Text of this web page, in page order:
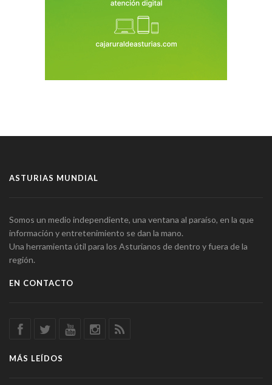
ASTURIAS MUNDIAL
Somos un medio independiente, una ventana al paraíso, en la que
información y entretenimiento se dan la mano.
Una herramienta útil para los Asturianos de dentro y fuera de la
región.
EN CONTACTO
MÁS LEÍDOS